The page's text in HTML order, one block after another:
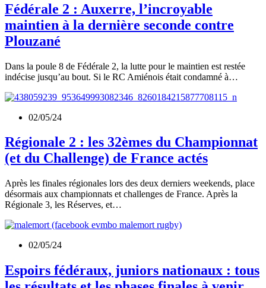
Fédérale 2 : Auxerre, l’incroyable
maintien à la dernière seconde contre
Plouzané
Dans la poule 8 de Fédérale 2, la lutte pour le maintien est restée
indécise jusqu’au bout. Si le RC Amiénois était condamné à…
02/05/24
Régionale 2 : les 32èmes du Championnat
(et du Challenge) de France actés
Après les finales régionales lors des deux derniers weekends, place
désormais aux championnats et challenges de France. Après la
Régionale 3, les Réserves, et…
02/05/24
Espoirs fédéraux, juniors nationaux : tous